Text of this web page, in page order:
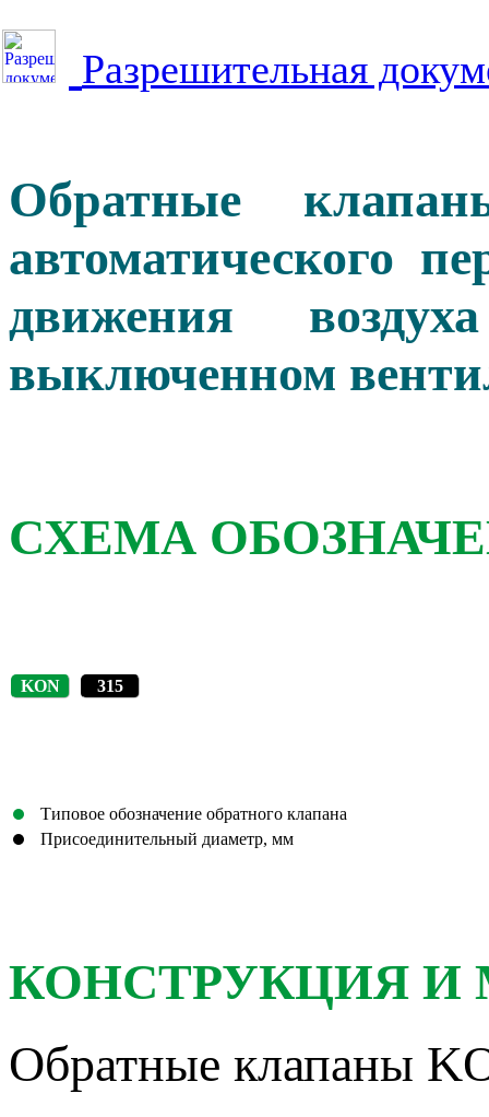
Разрешительная
Обратные
автоматического
движения
выключенном
СХЕМА
KON 315
Типовое обозначение обратного клапана
Присоединительный диаметр, мм
КОНСТРУКЦИЯ И
Обратные клапаны